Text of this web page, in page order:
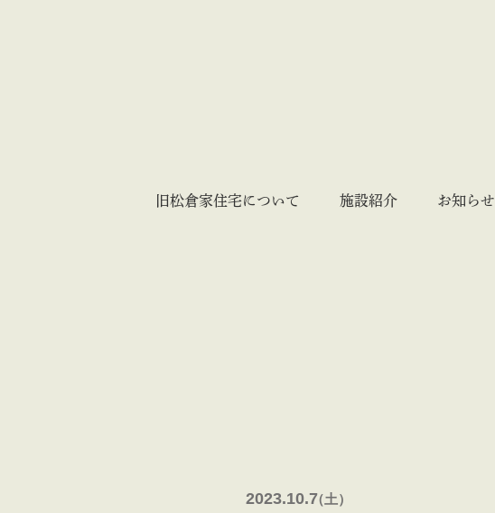
旧松倉家住宅について 施設紹介 お知らせ
2023.10.7（土 ）